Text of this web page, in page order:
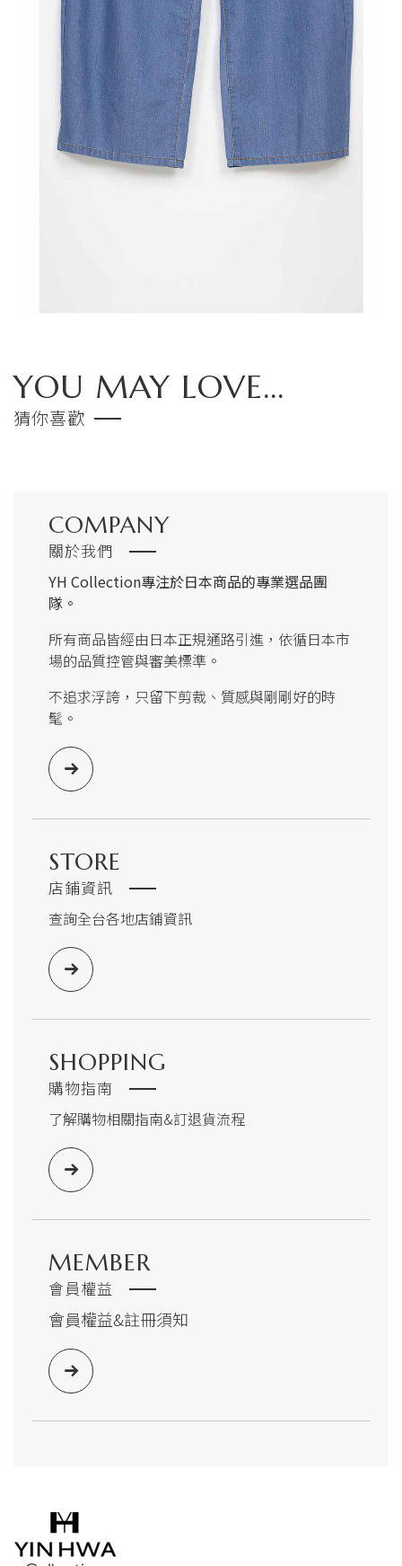
YOU MAY LOVE...
猜你喜歡
COMPANY
關於我們
YH Collection專注於日本商品的專業選品團
隊。
所有商品皆經由日本正規通路引進，依循日本市
場的品質控管與審美標準。
不追求浮誇，只留下剪裁、質感與剛剛好的時
髦。
STORE
店鋪資訊
查詢全台各地店鋪資訊
SHOPPING
購物指南
了解購物相關指南&訂退貨流程
MEMBER
會員權益
會員權益&註冊須知